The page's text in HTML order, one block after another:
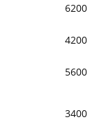
6200
4200
5600
3400